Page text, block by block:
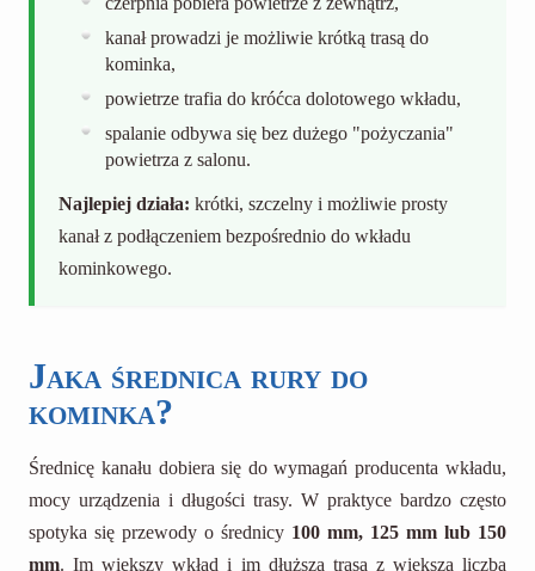
kanał prowadzi je możliwie krótką trasą do
kominka,
powietrze trafia do króćca dolotowego wkładu,
spalanie odbywa się bez dużego "pożyczania"
powietrza z salonu.
Najlepiej działa: krótki, szczelny i możliwie prosty
kanał z podłączeniem bezpośrednio do wkładu
kominkowego.
Jaka średnica rury do
kominka?
Średnicę kanału dobiera się do wymagań producenta wkładu,
mocy urządzenia i długości trasy. W praktyce bardzo często
spotyka się przewody o średnicy 100 mm, 125 mm lub 150
mm. Im większy wkład i im dłuższa trasa z większą liczbą